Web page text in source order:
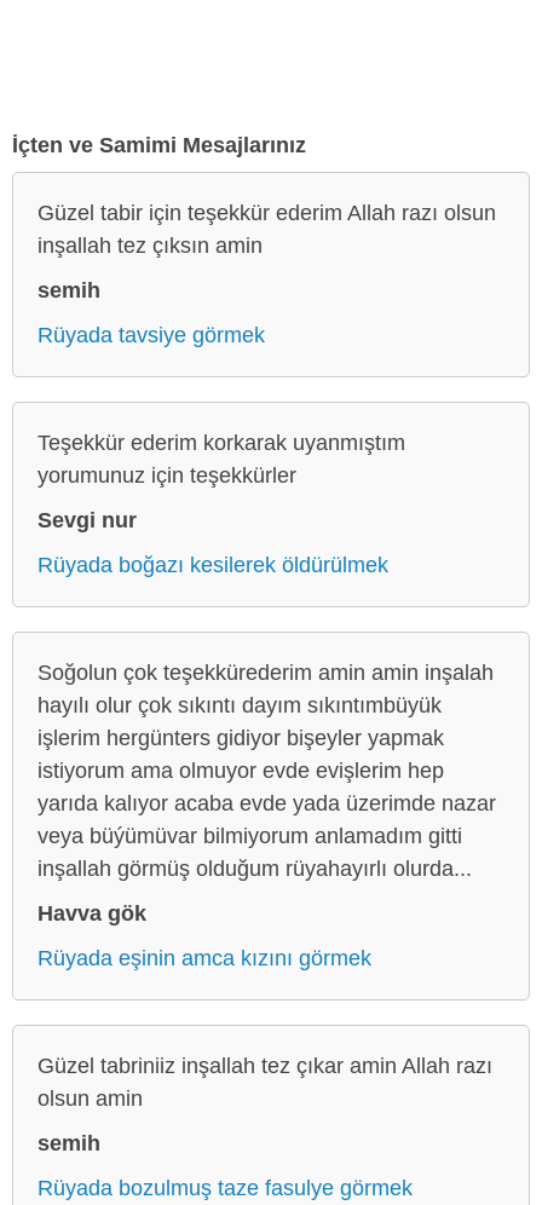
İçten ve Samimi Mesajlarınız
Güzel tabir için teşekkür ederim Allah razı olsun
inşallah tez çıksın amin
semih
Rüyada tavsiye görmek
Teşekkür ederim korkarak uyanmıştım
yorumunuz için teşekkürler
Sevgi nur
Rüyada boğazı kesilerek öldürülmek
Soğolun çok teşekkürederim amin amin inşalah
hayılı olur çok sıkıntı dayım sıkıntımbüyük
işlerim hergünters gidiyor bişeyler yapmak
istiyorum ama olmuyor evde evişlerim hep
yarıda kalıyor acaba evde yada üzerimde nazar
veya büýümüvar bilmiyorum anlamadım gitti
inşallah görmüş olduğum rüyahayırlı olurda...
Havva gök
Rüyada eşinin amca kızını görmek
Güzel tabriniiz inşallah tez çıkar amin Allah razı
olsun amin
semih
Rüyada bozulmuş taze fasulye görmek